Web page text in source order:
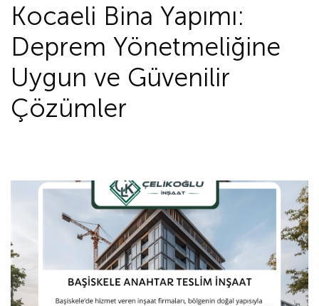
Kocaeli Bina Yapımı:
Deprem Yönetmeliğine
Uygun ve Güvenilir
Çözümler